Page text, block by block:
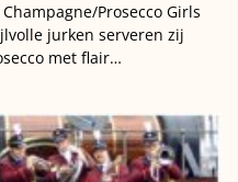
Prosecco Girls
jurken serveren zij
met flair…